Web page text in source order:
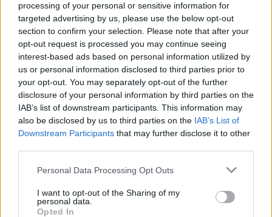
processing of your personal or sensitive information for
targeted advertising by us, please use the below opt-out
section to confirm your selection. Please note that after your
opt-out request is processed you may continue seeing
interest-based ads based on personal information utilized by
us or personal information disclosed to third parties prior to
your opt-out. You may separately opt-out of the further
disclosure of your personal information by third parties on the
IAB’s list of downstream participants. This information may
also be disclosed by us to third parties on the IAB’s List of
Downstream Participants that may further disclose it to other
Personal Data Processing Opt Outs
I want to opt-out of the Sharing of my
personal data.
Opted In
Actus Info
Elon Musk nuirait gravement à Tesla
selon une étude européenne